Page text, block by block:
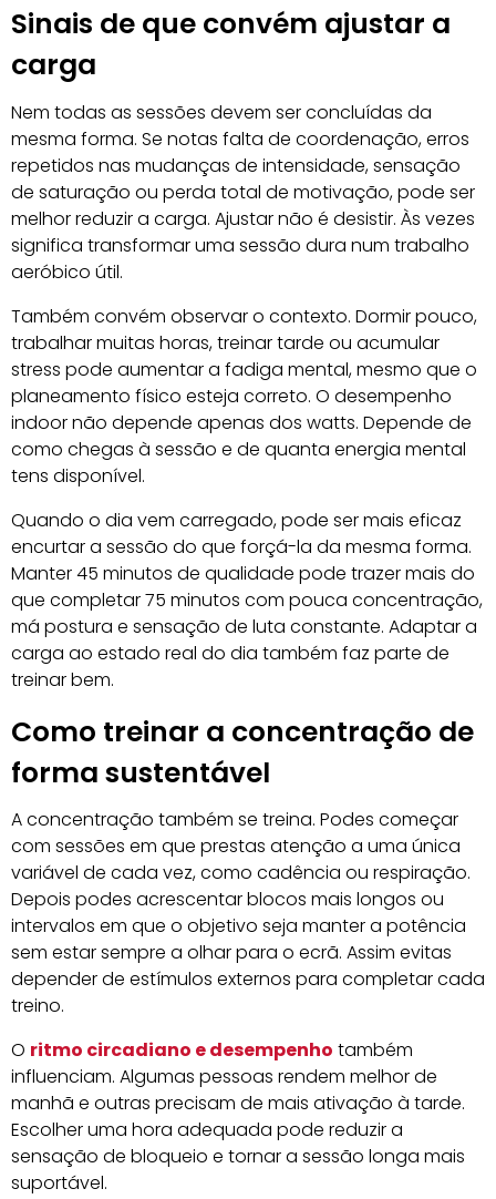
Sinais de que convém ajustar a
carga
Nem todas as sessões devem ser concluídas da
mesma forma. Se notas falta de coordenação, erros
repetidos nas mudanças de intensidade, sensação
de saturação ou perda total de motivação, pode ser
melhor reduzir a carga. Ajustar não é desistir. Às vezes
significa transformar uma sessão dura num trabalho
aeróbico útil.
Também convém observar o contexto. Dormir pouco,
trabalhar muitas horas, treinar tarde ou acumular
stress pode aumentar a fadiga mental, mesmo que o
planeamento físico esteja correto. O desempenho
indoor não depende apenas dos watts. Depende de
como chegas à sessão e de quanta energia mental
tens disponível.
Quando o dia vem carregado, pode ser mais eficaz
encurtar a sessão do que forçá-la da mesma forma.
Manter 45 minutos de qualidade pode trazer mais do
que completar 75 minutos com pouca concentração,
má postura e sensação de luta constante. Adaptar a
carga ao estado real do dia também faz parte de
treinar bem.
Como treinar a concentração de
forma sustentável
A concentração também se treina. Podes começar
com sessões em que prestas atenção a uma única
variável de cada vez, como cadência ou respiração.
Depois podes acrescentar blocos mais longos ou
intervalos em que o objetivo seja manter a potência
sem estar sempre a olhar para o ecrã. Assim evitas
depender de estímulos externos para completar cada
treino.
O ritmo circadiano e desempenho também
influenciam. Algumas pessoas rendem melhor de
manhã e outras precisam de mais ativação à tarde.
Escolher uma hora adequada pode reduzir a
sensação de bloqueio e tornar a sessão longa mais
suportável.